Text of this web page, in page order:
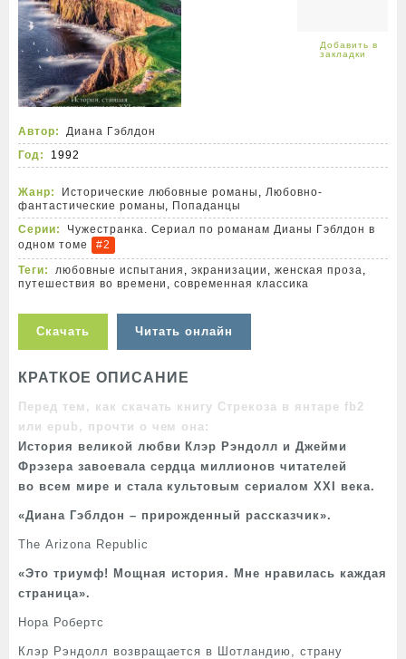
Автор:
Диана Гэблдон
Год:
1992
Жанр: Исторические любовные романы ,Любовно-
фантастические романы, Попаданцы
Серии:
Чужестранка. Сериал по романам Дианы Гэблдон в
одном томе
#2
Теги:
любовные испытания ,экранизации ,женская проза,
путешествия во времени ,современная классика
Скачать Читать онлайн
КРАТКОЕ ОПИСАНИЕ
Перед тем, как скачать книгу Стрекоза в янтаре fb2
или epub, прочти о чем она:
История великой любви Клэр Рэндолл и Джейми
Фрэзера завоевала сердца миллионов читателей
во всем мире и стала культовым сериалом XXI века.
«Диана Гэблдон – прирожденный рассказчик».
The Arizona Republic
«Это триумф! Мощная история. Мне нравилась каждая
страница».
Нора Робертс
Клэр Рэндолл возвращается в Шотландию, страну